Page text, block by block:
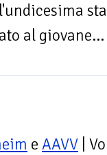
al giovane...
e AAVV |